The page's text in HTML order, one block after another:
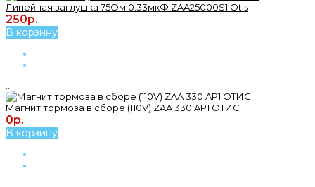
Линейная заглушка 75Ом 0.33мкФ ZAA25000S1 Otis
250р.
В корзину
Магнит тормоза в сборе (110V) ZAA 330 AP1 ОТИС
0р.
В корзину